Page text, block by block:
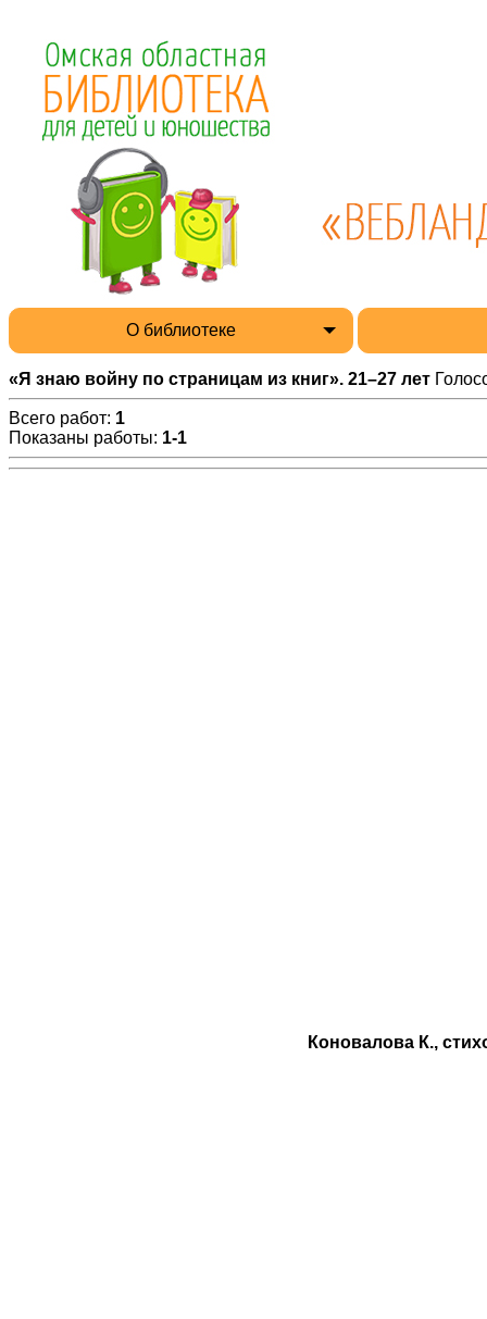
О библиотеке
«Я знаю войну по страницам из книг». 21–27 лет
Всего работ: 1
Показаны работы: 1-1
Коновалова К.,